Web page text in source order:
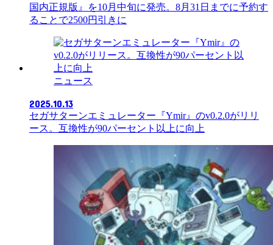
国内正規版』を10月中旬に発売。8月31日までに予約す
ることで2500円引きに
ニュース
2025.10.13
セガサターンエミュレーター『Ymir』のv0.2.0がリリ
ース。互換性が90パーセント以上に向上